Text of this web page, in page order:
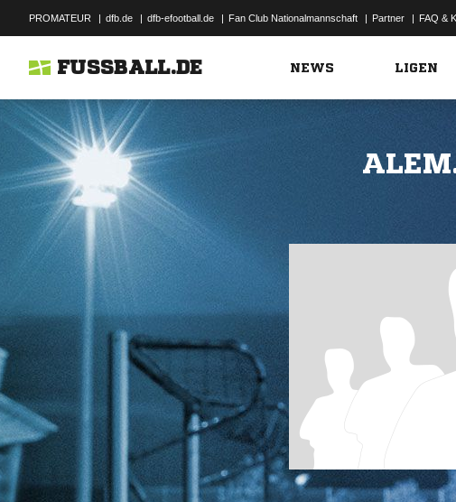
PROMATEUR | dfb.de | dfb-efootball.de | Fan Club Nationalmannschaft | Partner | FAQ &
FUSSBALL.DE NEWS LIGEN